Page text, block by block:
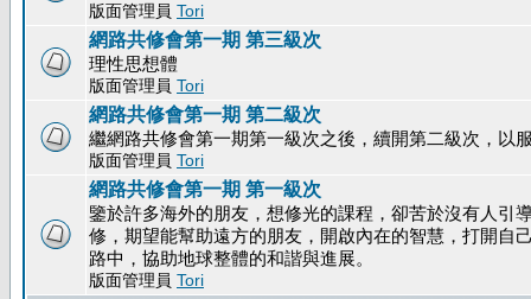
版面管理員 Tori
網路共修會第一期 第三級次
理性思想體
版面管理員 Tori
網路共修會第一期 第二級次
繼網路共修會第一期第一級次之後，續開第二級次，以
版面管理員 Tori
網路共修會第一期 第一級次
鑒於許多海外的朋友，想修光的課程，卻苦於沒有人引
修，期望能幫助遠方的朋友，開啟內在的智慧，打開自
路中，協助地球整體的和諧與進展。
版面管理員 Tori